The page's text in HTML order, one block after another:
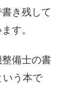
き残して
す。
備士の書
いう本で